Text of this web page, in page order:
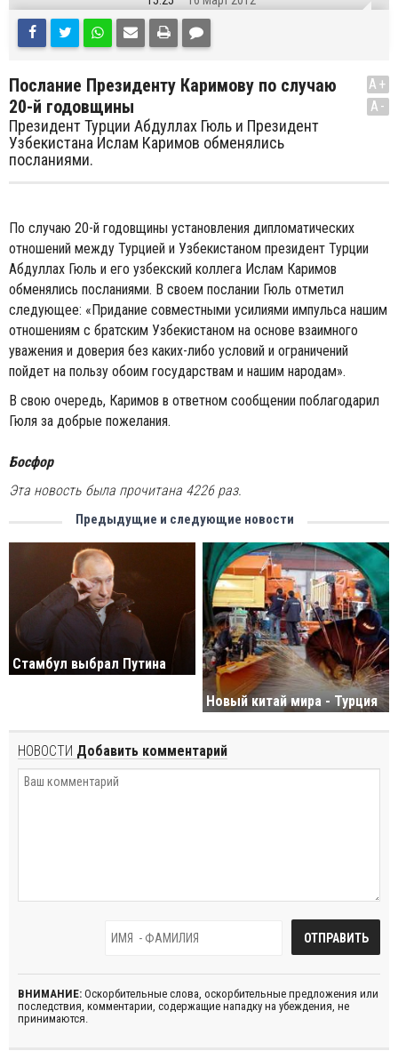
Послание Президенту Каримову по случаю
20-й годовщины
Президент Турции Абдуллах Гюль и Президент
Узбекистана Ислам Каримов обменялись
посланиями.
A+
A-
По случаю 20-й годовщины установления дипломатических
отношений между Турцией и Узбекистаном президент Турции
Абдуллах Гюль и его узбекский коллега Ислам Каримов
обменялись посланиями. В своем послании Гюль отметил
следующее: «Придание совместными усилиями импульса нашим
отношениям с братским Узбекистаном на основе взаимного
уважения и доверия без каких-либо условий и ограничений
пойдет на пользу обоим государствам и нашим народам».
В свою очередь, Каримов в ответном сообщении поблагодарил
Гюля за добрые пожелания.
Босфор
Эта новость была прочитана 4226 раз.
Предыдущие и следующие новости
Стамбул выбрал Путина
Новый китай мира - Турция
НОВОСТИ Добавить комментарий
ВНИМАНИЕ: Оскорбительные слова, оскорбительные предложения или
последствия, комментарии, содержащие нападку на убеждения, не
принимаются.